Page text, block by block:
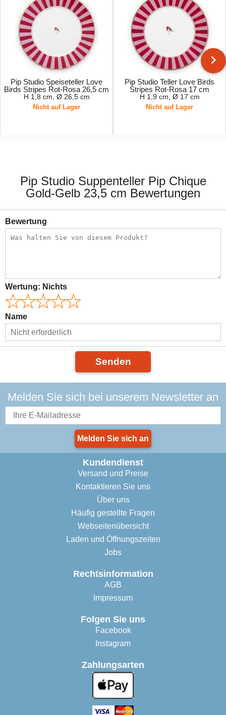
Pip Studio Speiseteller Love
Birds Stripes Rot-Rosa 26,5 cm
H 1,8 cm, Ø 26,5 cm
Nicht auf Lager
Pip Studio Teller Love Birds
Stripes Rot-Rosa 17 cm
H 1,9 cm, Ø 17 cm
Nicht auf Lager
Pip Studio Suppenteller Pip Chique
Gold-Gelb 23,5 cm Bewertungen
Bewertung
Wertung: Nichts
Name
Senden
Melden Sie sich bei unserem Newsletter an
Melden Sie sich an
Kundendienst
Versand und Preise
Kontaktieren Sie uns
Über uns
Häufig gestellte Fragen
Webseitenübersicht
Laden und Öffnungszeiten
Jobs
Rechtsinformation
AGB
Impressum
Folgen Sie uns
Facebook
Instagram
Zahlungsarten